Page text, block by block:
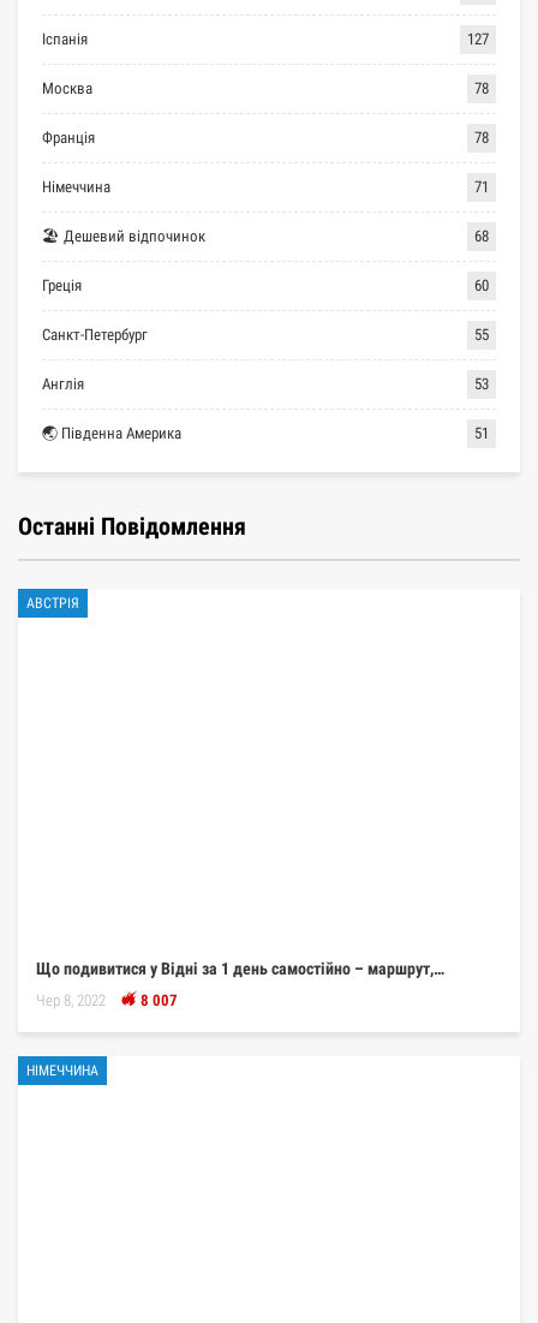
Іспанія 127
Москва 78
Франція 78
Німеччина 71
🏖 Дешевий відпочинок 68
Греція 60
Санкт-Петербург 55
Англія 53
🌏 Південна Америка 51
Останні Повідомлення
АВСТРІЯ
Що подивитися у Відні за 1 день самостійно – маршрут,…
Чер 8, 2022 8 007
НІМЕЧЧИНА